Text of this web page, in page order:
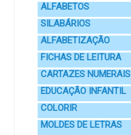
ALFABETOS
SILABÁRIOS
ALFABETIZAÇÃO
FICHAS DE LEITURA
CARTAZES NUMERAIS
EDUCAÇÃO INFANTIL
COLORIR
MOLDES DE LETRAS